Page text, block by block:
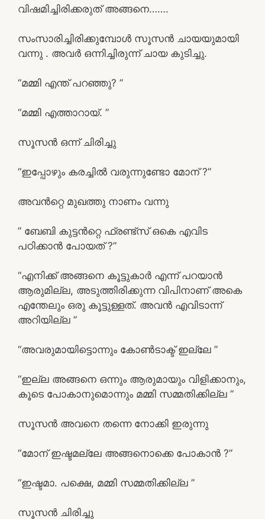
വിഷമിച്ചിരിക്കരുത് അങ്ങനെ…….
സംസാരിച്ചിരിക്കുമ്പോൾ സൂസൻ ചായയുമായി
വന്നു . അവർ ഒന്നിച്ചിരുന്ന് ചായ കുടിച്ചു.
“മമ്മി എന്ത് പറഞ്ഞു? ”
“മമ്മി എത്താറായ്. ”
സൂസൻ ഒന്ന് ചിരിച്ചു
“ഇപ്പോഴും കരച്ചിൽ വരുന്നുണ്ടോ മോന് ?”
അവൻറ്റെ മുഖത്തു നാണം വന്നു
” ബേബി കുട്ടൻറ്റെ ഫ്രണ്ട്‌സ് ഒകെ എവിട
പഠിക്കാൻ പോയത് ?”
“എനിക്ക് അങ്ങനെ കൂട്ടുകാർ എന്ന് പറയാൻ
ആരുമില്ല, അടുത്തിരിക്കുന്ന വിപിനാണ് അകെ
എന്തേലും ഒരു കൂട്ടുള്ളത്. അവൻ എവിടാന്ന്
അറിയില്ല ”
“അവരുമായിട്ടൊന്നും കോൺടാക്ട് ഇല്ലേ ”
“ഇല്ല അങ്ങനെ ഒന്നും ആരുമായും വിളിക്കാനും,
കൂടെ പോകാനുമൊന്നും മമ്മി സമ്മതിക്കില്ല ”
സൂസൻ അവനെ തന്നെ നോക്കി ഇരുന്നു
“മോന് ഇഷ്ടമല്ലേ അങ്ങനൊക്കെ പോകാൻ ?”
“ഇഷ്ടമാ. പക്ഷെ, മമ്മി സമ്മതിക്കില്ല ”
സൂസൻ ചിരിച്ചു